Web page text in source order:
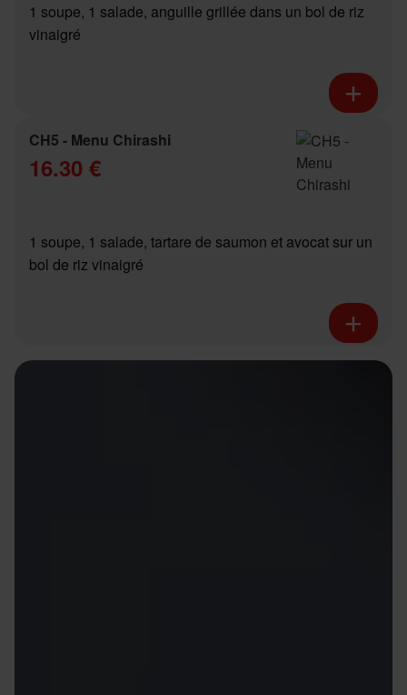
1 soupe, 1 salade, anguille grillée dans un bol de riz
vinaigré
CH5 - Menu Chirashi
16.30 €
1 soupe, 1 salade, tartare de saumon et avocat sur un
bol de riz vinaigré